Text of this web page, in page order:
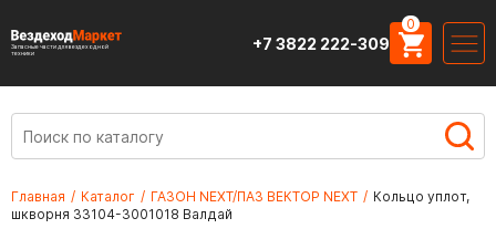
Запасные части для вездеходной
техники
+7 3822 222-309
0
Главная / Каталог / ГАЗОН NEXT/ПАЗ ВЕКТОР NEXT / Кольцо уплот,
шкворня 33104-3001018 Валдай